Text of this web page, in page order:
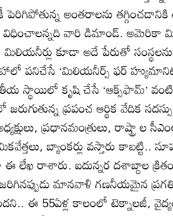
అంతరాలను
విధించాలన్నది వారి డిమాండ్‌. అమెరికా
కూడా అదే పేరుతో
పనిచేసే ‘మిలియనీర్స్‌ ఫర్‌
స్థాయిలో కృషి చేసే ‘ఆక్స్‌ఫామ్‌’ వంటి
ప్రపంచ ఆర్థిక వేదిక
ప్రధానమంత్రులు, రాష్ట్రా ల
బ్యాంకర్లు వస్తారు కాబట్టి..
ఈ లేఖ రాశారు. ఐదున్నర దశాబ్దాల
జరిగినప్పుడు మానవాళి గణనీయమైన
ఈ 55ఏళ్ల కాలంలో టెక్నాలజీ,